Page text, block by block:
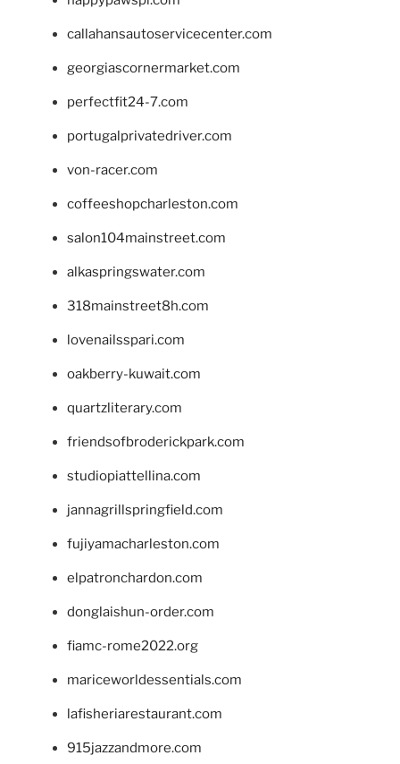
callahansautoservicecenter.com
georgiascornermarket.com
perfectfit24-7.com
portugalprivatedriver.com
von-racer.com
coffeeshopcharleston.com
salon104mainstreet.com
alkaspringswater.com
318mainstreet8h.com
lovenailsspari.com
oakberry-kuwait.com
quartzliterary.com
friendsofbroderickpark.com
studiopiattellina.com
jannagrillspringfield.com
fujiyamacharleston.com
elpatronchardon.com
donglaishun-order.com
fiamc-rome2022.org
mariceworldessentials.com
lafisheriarestaurant.com
915jazzandmore.com